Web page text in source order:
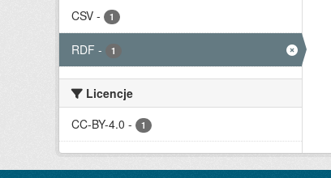
CSV - 1
RDF - 1
Licencje
CC-BY-4.0 - 1